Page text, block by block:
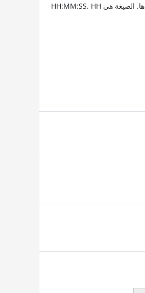
أدخِل الطوابع الزمنية للمقاطع التي تريد قص الفيديو عندها. الصيغة هي HH:MM:SS. HH